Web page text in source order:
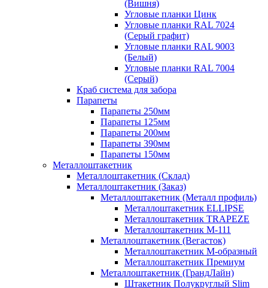
(Вишня)
Угловые планки Цинк
Угловые планки RAL 7024
(Серый графит)
Угловые планки RAL 9003
(Белый)
Угловые планки RAL 7004
(Серый)
Краб система для забора
Парапеты
Парапеты 250мм
Парапеты 125мм
Парапеты 200мм
Парапеты 390мм
Парапеты 150мм
Металлоштакетник
Металлоштакетник (Склад)
Металлоштакетник (Заказ)
Металлоштакетник (Металл профиль)
Металлоштакетник ELLIPSE
Металлоштакетник TRAPEZE
Металлоштакетник М-111
Металлоштакетник (Вегасток)
Металлоштакетник М-образный
Металлоштакетник Премиум
Металлоштакетник (ГрандЛайн)
Штакетник Полукруглый Slim